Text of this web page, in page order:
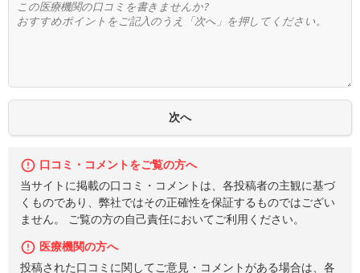
口コミ・コメントをご覧の方へ
当サイトに掲載の口コミ・コメントは、各投稿者の主観に基づ
くものであり、弊社ではその正確性を保証するものではござい
ません。 ご覧の方の自己責任においてご利用ください。
医療機関の方へ
投稿された口コミに関してご意見・コメントがある場合は、各